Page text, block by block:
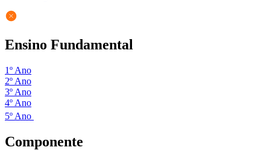
Ensino Fundamental
1º Ano
2º Ano
3º Ano
4º Ano
5º Ano
Componente